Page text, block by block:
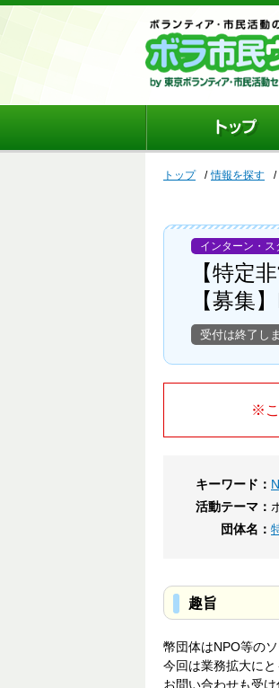
トップ 情報を探す
インターン・ス
【特定
【募集
受付は終了し
※こ
キーワード：
活動テーマ：
団体名：
趣旨
幣団体はNPO等の
今回は業務拡大にと
お問い合わせも受